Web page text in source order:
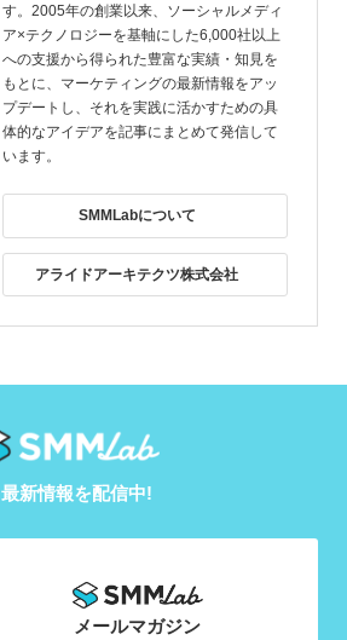
す。2005年の創業以来、ソーシャルメディ
ア×テクノロジーを基軸にした6,000社以上
への支援から得られた豊富な実績・知見を
もとに、マーケティングの最新情報をアッ
プデートし、それを実践に活かすための具
体的なアイデアを記事にまとめて発信して
います。
SMMLabについて
アライドアーキテクツ株式会社
最新情報を配信中!
メールマガジン